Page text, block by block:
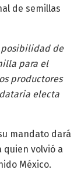
de semillas
posibilidad de
para el
productores
electa
mandato dará
quien volvió a
México.